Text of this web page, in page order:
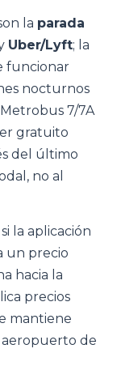
la parada
Uber/Lyft; la
funcionar
nocturnos
7/7A
gratuito
del último
no al
la aplicación
un precio
hacia la
precios
mantiene
de